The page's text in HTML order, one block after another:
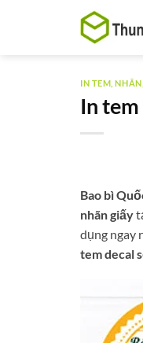
IN TEM,
In
Bao bì
nhãn giấy
dụng ngay
tem decal